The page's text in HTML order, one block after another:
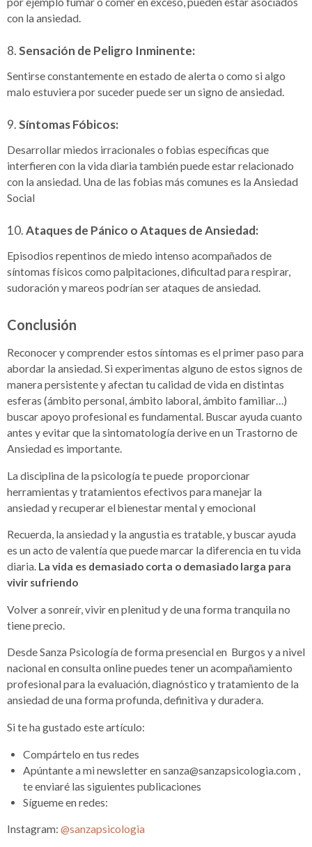
con la ansiedad.
8.Sensación de Peligro Inminente:
Sentirse constantemente en estado de alerta o como si algo
malo estuviera por suceder puede ser un signo de ansiedad.
9.Síntomas Fóbicos:
Desarrollar miedos irracionales o fobias específicas que
interfieren con la vida diaria también puede estar relacionado
con la ansiedad. Una de las fobias más comunes es la Ansiedad
Social
10.Ataques de Pánico o Ataques de Ansiedad:
Episodios repentinos de miedo intenso acompañados de
síntomas físicos como palpitaciones, dificultad para respirar,
sudoración y mareos podrían ser ataques de ansiedad.
Conclusión
Reconocer y comprender estos síntomas es el primer paso para
abordar la ansiedad. Si experimentas alguno de estos signos de
manera persistente y afectan tu calidad de vida en distintas
esferas (ámbito personal, ámbito laboral, ámbito familiar…)
buscar apoyo profesional es fundamental. Buscar ayuda cuanto
antes y evitar que la sintomatología derive en un Trastorno de
Ansiedad es importante.
La disciplina de la psicología te puede proporcionar
herramientas y tratamientos efectivos para manejar la
ansiedad y recuperar el bienestar mental y emocional
Recuerda, la ansiedad y la angustia es tratable, y buscar ayuda
es un acto de valentía que puede marcar la diferencia en tu vida
diaria. La vida es demasiado corta o demasiado larga para
vivir sufriendo
Volver a sonreír, vivir en plenitud y de una forma tranquila no
tiene precio.
Desde Sanza Psicología de forma presencial en Burgos y a nivel
nacional en consulta online puedes tener un acompañamiento
profesional para la evaluación, diagnóstico y tratamiento de la
ansiedad de una forma profunda, definitiva y duradera.
Si te ha gustado este artículo:
Compártelo en tus redes
Apúntante a mi newsletter ensanza@sanzapsicologia.com ,
te enviaré las siguientes publicaciones
Sígueme en redes:
Instagram: @sanzapsicologia